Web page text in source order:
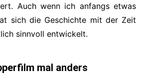
Auch wenn ich anfangs etwas
sich die Geschichte mit der Zeit
sinnvoll entwickelt.
mal anders